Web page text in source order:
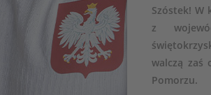
Szóstek! W
z
walczą zaś
Pomorzu.